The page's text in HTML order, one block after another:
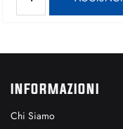
INFORMAZIONI
Chi Siamo